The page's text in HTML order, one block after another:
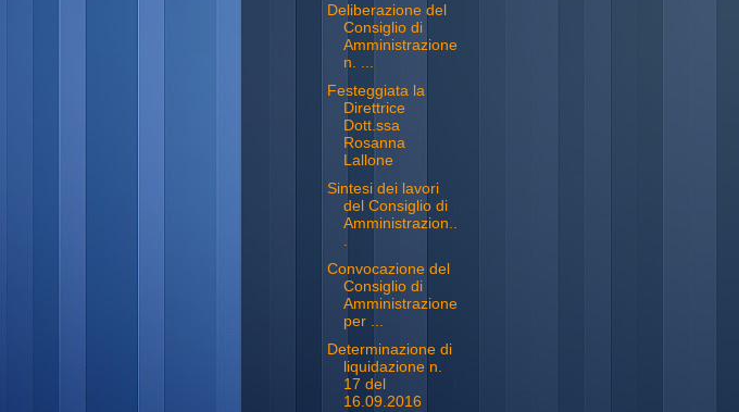
Deliberazione del
Consiglio di
Amministrazione
n. ...
Festeggiata la
Direttrice
Dott.ssa
Rosanna
Lallone
Sintesi dei lavori
del Consiglio di
Amministrazion..
.
Convocazione del
Consiglio di
Amministrazione
per ...
Determinazione di
liquidazione n.
17 del
16.09.2016